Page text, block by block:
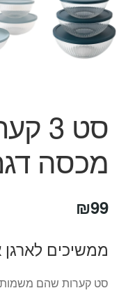
מאמרים
עגלת קניות
תשלום
סט
מכסה
₪99
ממשיכים
סט קערות שהם משמות